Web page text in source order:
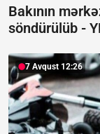
Bakının
söndürülüb -
7 Avqust 12:26